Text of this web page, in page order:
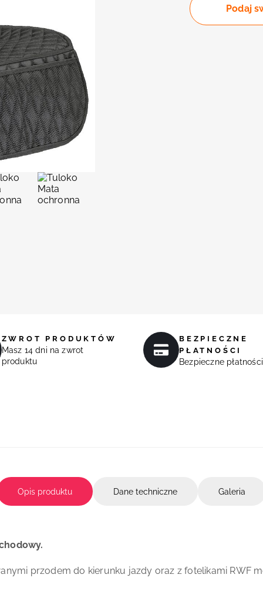
Podaj
ZWROT PRODUKTÓW
Masz 14 dni na zwrot
produktu
BEZPIECZNE
PŁATNOŚCI
Bezpieczne
Opis produktu Dane techniczne Galeria
przodem do kierunku jazdy oraz z fotelikami RWF